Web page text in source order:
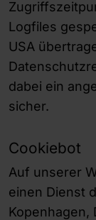
Logfiles
USA
dabei ein
sicher.
Cookiebot
Auf unserer
einen Dienst
Kopenhagen,